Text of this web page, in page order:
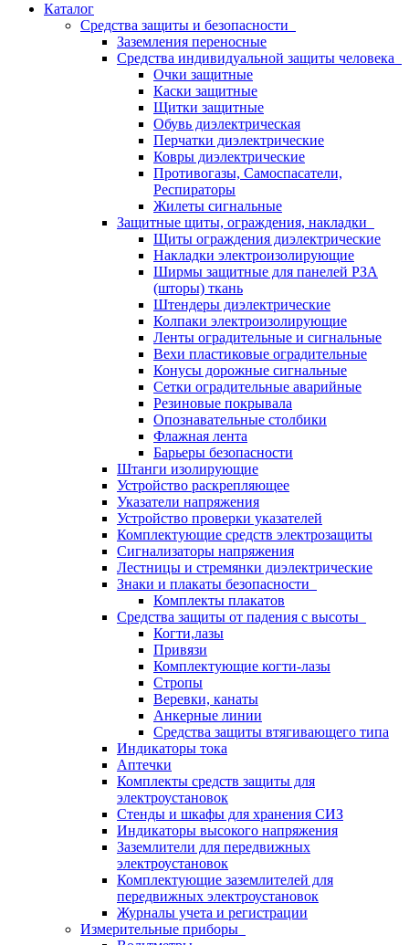
Каталог
Средства защиты и безопасности
Заземления переносные
Средства индивидуальной защиты человека
Очки защитные
Каски защитные
Щитки защитные
Обувь диэлектрическая
Перчатки диэлектрические
Ковры диэлектрические
Противогазы, Самоспасатели,
Респираторы
Жилеты сигнальные
Защитные щиты, ограждения, накладки
Щиты ограждения диэлектрические
Накладки электроизолирующие
Ширмы защитные для панелей РЗА
(шторы) ткань
Штендеры диэлектрические
Колпаки электроизолирующие
Ленты оградительные и сигнальные
Вехи пластиковые оградительные
Конусы дорожные сигнальные
Сетки оградительные аварийные
Резиновые покрывала
Опознавательные столбики
Флажная лента
Барьеры безопасности
Штанги изолирующие
Устройство раскрепляющее
Указатели напряжения
Устройство проверки указателей
Комплектующие средств электрозащиты
Сигнализаторы напряжения
Лестницы и стремянки диэлектрические
Знаки и плакаты безопасности
Комплекты плакатов
Средства защиты от падения с высоты
Когти,лазы
Привязи
Комплектующие когти-лазы
Стропы
Веревки, канаты
Анкерные линии
Средства защиты втягивающего типа
Индикаторы тока
Аптечки
Комплекты средств защиты для
электроустановок
Стенды и шкафы для хранения СИЗ
Индикаторы высокого напряжения
Заземлители для передвижных
электроустановок
Комплектующие заземлителей для
передвижных электроустановок
Журналы учета и регистрации
Измерительные приборы